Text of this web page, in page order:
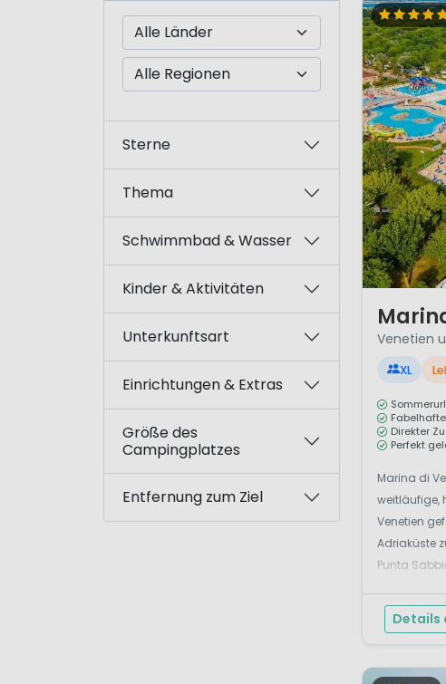
Sterne
Thema
Schwimmbad & Wasser
Kinder & Aktivitäten
Unterkunftsart
Einrichtungen & Extras
Größe des
Campingplatzes
Entfernung zum Ziel
Venetien
XL
Direkter
Perfekt
Marina di
weitläufige,
Venetien
Adriaküste
Punta
Details